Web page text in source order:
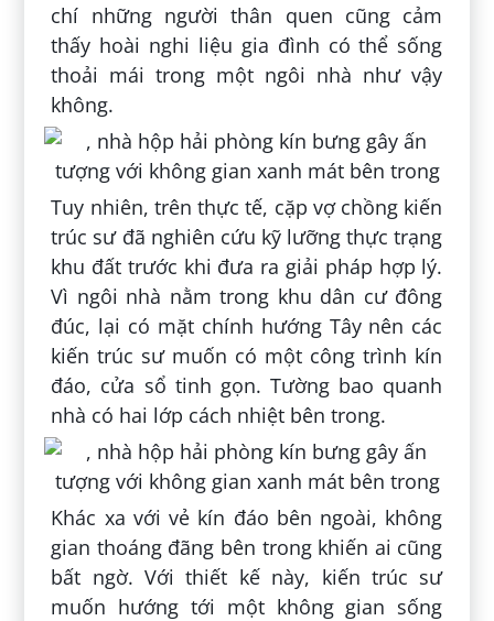
chí những người thân quen cũng cảm
thấy hoài nghi liệu gia đình có thể sống
thoải mái trong một ngôi nhà như vậy
không.
Tuy nhiên, trên thực tế, cặp vợ chồng kiến
trúc sư đã nghiên cứu kỹ lưỡng thực trạng
khu đất trước khi đưa ra giải pháp hợp lý.
Vì ngôi nhà nằm trong khu dân cư đông
đúc, lại có mặt chính hướng Tây nên các
kiến trúc sư muốn có một công trình kín
đáo, cửa sổ tinh gọn. Tường bao quanh
nhà có hai lớp cách nhiệt bên trong.
Khác xa với vẻ kín đáo bên ngoài, không
gian thoáng đãng bên trong khiến ai cũng
bất ngờ. Với thiết kế này, kiến trúc sư
muốn hướng tới một không gian sống